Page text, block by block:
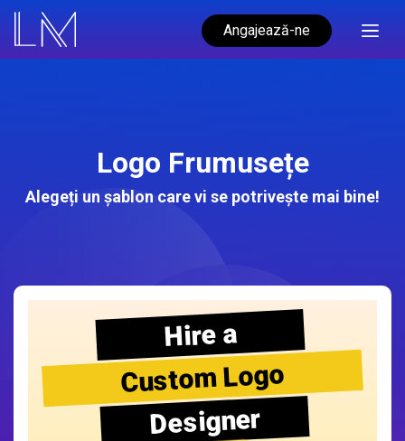
Angajează-ne
Logo Frumusețe
Alegeți un șablon care vi se potrivește mai bine!
Hire a
Custom Logo
Designer